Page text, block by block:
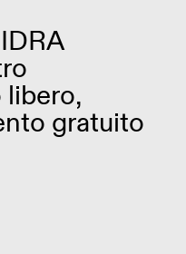
libero,
gratuito